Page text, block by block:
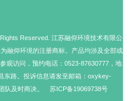
Reserved. 江苏融仰环境技术有限公
融仰环境的注册商标。产品均涉及全部或
观访问，预约电话：0523-87630777，地
东路。投诉信息请发至邮箱：oxykey-
队及时商决。
苏ICP备19069738号